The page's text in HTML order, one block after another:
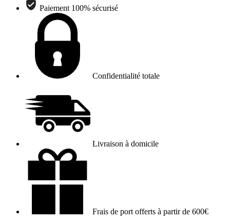
Paiement 100% sécurisé
Confidentialité totale
Livraison à domicile
Frais de port offerts à partir de 600€